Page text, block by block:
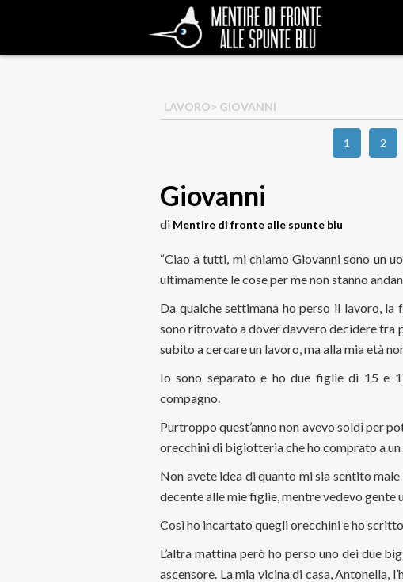
LAVORO> GIOVANNI
1 2
Giovanni
di Mentire di fronte alle spunte blu
“Ciao a tutti, mi chiamo Giovanni sono un
ultimamente le cose per me non stanno
Da qualche settimana ho perso il lavoro, la
sono ritrovato a dover davvero decidere tra
subito a cercare un lavoro, ma alla mia età
Io sono separato e ho due figlie di 15 e
compagno.
Purtroppo quest’anno non avevo soldi per
orecchini di bigiotteria che ho comprato a
Non avete idea di quanto mi sia sentito
decente alle mie figlie, mentre vedevo gente
Così ho incartato quegli orecchini e ho
L’altra mattina però ho perso uno dei due
ascensore. La mia vicina di casa, Antonella,